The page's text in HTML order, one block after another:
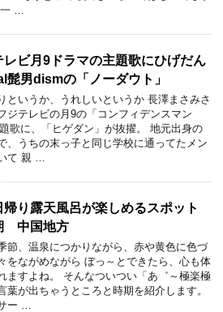
一 …
レビ月9ドラマの主題歌にひげだん
髭男dismの「ノーダウト」
というか、うれしいというか 長澤まさみさ
ジテレビの月9の「コンフィデンスマン
歌に、「ヒゲダン」が抜擢。 地元出身の
、うちの末っ子と同じ学校に通ってたメン
て 親 …
帰り露天風呂が楽しめるスポット
中国地方
節、温泉につかりながら、赤や黄色に色づ
をながめながら ぼっ～とできたら、心も体
ますよね。 そんなついつい「あ゛～極楽極
葉が出ちゃうところと時期を紹介します。
ー …